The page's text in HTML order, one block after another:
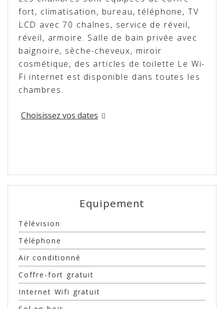
fort, climatisation, bureau, téléphone, TV
LCD avec 70 chaînes, service de réveil,
réveil, armoire. Salle de bain privée avec
baignoire, sèche-cheveux, miroir
cosmétique, des articles de toilette Le Wi-
Fi internet est disponible dans toutes les
chambres.
Choisissez vos dates
Equipement
Télévision
Téléphone
Air conditionné
Coffre-fort gratuit
Internet Wifi gratuit